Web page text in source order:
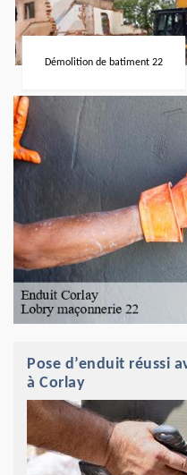
Démolition de batiment 22
Pose d’enduit réussi
à Corlay